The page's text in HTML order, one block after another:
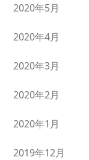
2020年5月
2020年4月
2020年3月
2020年2月
2020年1月
2019年12月